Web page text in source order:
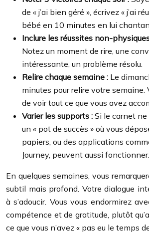
de « j’ai bien géré », écrivez « j’ai
bébé en 10 minutes en lui
Inclure les réussites non-
Notez un moment de rire, une
intéressante, un problème résolu.
Relire chaque semaine : Le
minutes pour relire votre semaine.
de voir tout ce que vous avez
Varier les supports : Si le carnet
un « pot de succès » où vous
papiers, ou des applications
Journey, peuvent aussi fonctionner.
En quelques semaines, vous
subtil mais profond. Votre dialogue
à s’adoucir. Vous vous endormirez
compétence et de gratitude, plutôt
ce que vous n’avez « pas eu le temps